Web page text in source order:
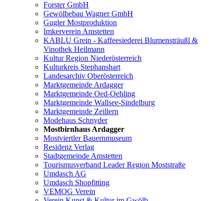
Forster GmbH
Gewölbebau Wagner GmbH
Gugler Mostproduktion
Imkerverein Amstetten
KABLU Grein - Kaffeesiederei Blumensträußl &
Vinothek Heilmann
Kultur Region Niederösterreich
Kulturkreis Stephanshart
Landesarchiv Oberösterreich
Marktgemeinde Ardagger
Marktgemeinde Oed-Oehling
Marktgemeinde Wallsee-Sindelburg
Marktgemeinde Zeillern
Modehaus Schnyder
Mostbirnhaus Ardagger
Mostviertler Bauernmuseum
Residenz Verlag
Stadtgemeinde Amstetten
Tourismusverband Leader Region Moststraße
Umdasch AG
Umdasch Shopfitting
VEMOG Verein